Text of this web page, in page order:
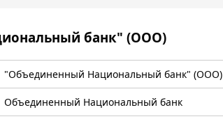
банк" (ООО)
"Объединенный Национальный банк" (ООО)
Объединенный Национальный банк